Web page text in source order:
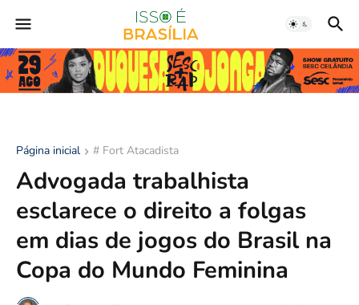
Página inicial # Fort Atacadista
Advogada trabalhista
esclarece o direito a folgas
em dias de jogos do Brasil na
Copa do Mundo Feminina